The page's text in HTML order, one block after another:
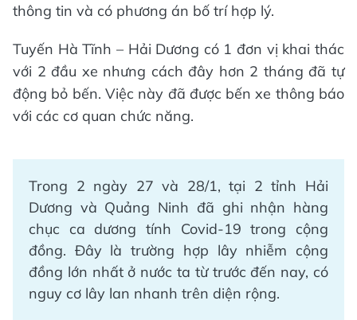
thông tin và có phương án bố trí hợp lý.
Tuyến Hà Tĩnh – Hải Dương có 1 đơn vị khai thác
với 2 đầu xe nhưng cách đây hơn 2 tháng đã tự
động bỏ bến. Việc này đã được bến xe thông báo
với các cơ quan chức năng.
Trong 2 ngày 27 và 28/1, tại 2 tỉnh Hải
Dương và Quảng Ninh đã ghi nhận hàng
chục ca dương tính Covid-19 trong cộng
đồng. Đây là trường hợp lây nhiễm cộng
đồng lớn nhất ở nước ta từ trước đến nay, có
nguy cơ lây lan nhanh trên diện rộng.